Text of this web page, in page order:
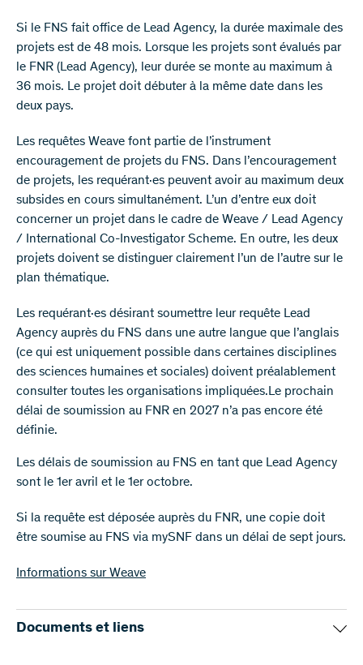
Si le FNS fait office de Lead Agency, la durée maximale des
projets est de 48 mois. Lorsque les projets sont évalués par
le FNR (Lead Agency), leur durée se monte au maximum à
36 mois. Le projet doit débuter à la même date dans les
deux pays.
Les requêtes Weave font partie de l’instrument
encouragement de projets du FNS. Dans l’encouragement
de projets, les requérant·es peuvent avoir au maximum deux
subsides en cours simultanément. L’un d’entre eux doit
concerner un projet dans le cadre de Weave / Lead Agency
/ International Co-Investigator Scheme. En outre, les deux
projets doivent se distinguer clairement l’un de l’autre sur le
plan thématique.
Les requérant·es désirant soumettre leur requête Lead
Agency auprès du FNS dans une autre langue que l’anglais
(ce qui est uniquement possible dans certaines disciplines
des sciences humaines et sociales) doivent préalablement
consulter toutes les organisations impliquées.Le prochain
délai de soumission au FNR en 2027 n’a pas encore été
définie.
Les délais de soumission au FNS en tant que Lead Agency
sont le 1er avril et le 1er octobre.
Si la requête est déposée auprès du FNR, une copie doit
être soumise au FNS via mySNF dans un délai de sept jours.
Informations sur Weave
Documents et liens